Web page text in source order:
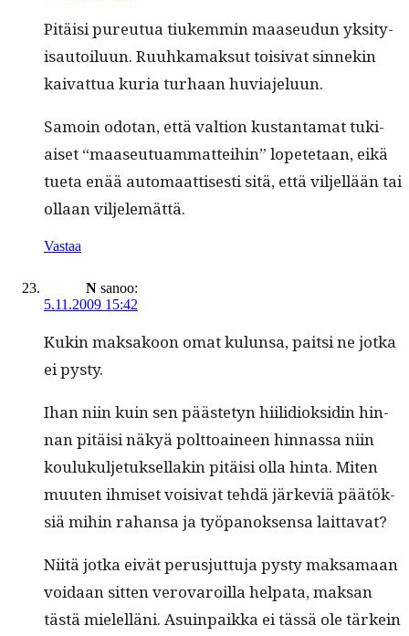
Pitäisi pureutua tiukem­min maaseudun yksi­ty­
isautoilu­un. Ruuhka­mak­sut toisi­vat sin­nekin
kai­vat­tua kuria turhaan huviajeluun.
Samoin odotan, että val­tion kus­tan­ta­mat tuki­
aiset “maaseu­tu­am­mat­tei­hin” lopete­taan, eikä
tue­ta enää automaat­tis­es­ti sitä, että vil­jel­lään tai
ollaan viljelemättä.
Vastaa
N sanoo:
5.11.2009 15:42
Kukin mak­sakoon omat kulun­sa, pait­si ne jot­ka
ei pysty.
Ihan niin kuin sen pääste­tyn hiilid­iok­sidin hin­
nan pitäisi näkyä polt­toaineen hin­nas­sa niin
koulukul­je­tuk­sel­lakin pitäisi olla hin­ta. Miten
muuten ihmiset voisi­vat tehdä järke­viä päätök­
siä mihin rahansa ja työ­panok­sen­sa laittavat?
Niitä jot­ka eivät perusjut­tu­ja pysty mak­samaan
voidaan sit­ten verovaroil­la hel­pa­ta, mak­san
tästä mielel­läni. Asuin­paik­ka ei tässä ole tärkein